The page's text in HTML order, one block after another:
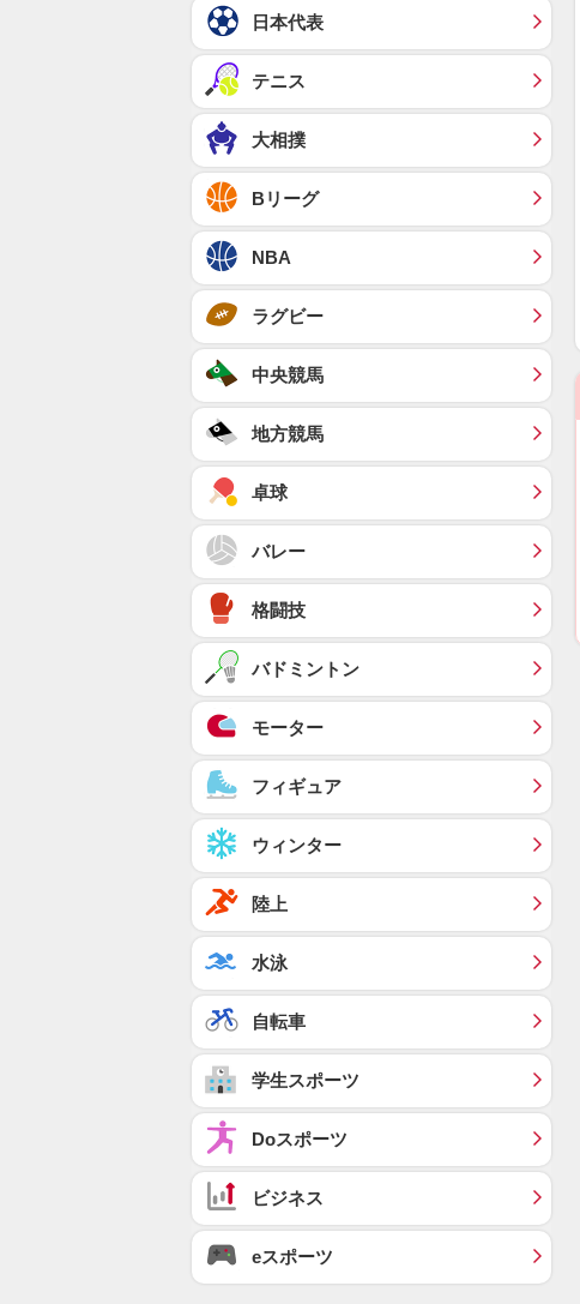
日本代表
テニス
大相撲
Bリーグ
NBA
ラグビー
中央競馬
地方競馬
卓球
バレー
格闘技
バドミントン
モーター
フィギュア
ウィンター
陸上
水泳
自転車
学生スポーツ
Doスポーツ
ビジネス
eスポーツ